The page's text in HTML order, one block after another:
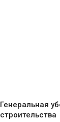
Генеральная
строительства